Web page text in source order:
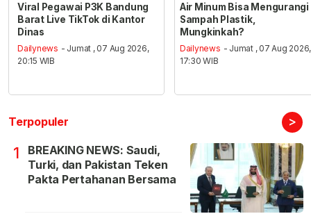
Viral Pegawai P3K Bandung
Barat Live TikTok di Kantor
Dinas
Dailynews - Jumat , 07 Aug 2026,
20:15 WIB
Air Minum Bisa Mengurangi
Sampah Plastik,
Mungkinkah?
Dailynews - Jumat , 07 Aug 2026,
17:30 WIB
Terpopuler >
1
BREAKING NEWS: Saudi,
Turki, dan Pakistan Teken
Pakta Pertahanan Bersama